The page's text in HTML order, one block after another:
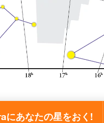
にあなたの星をおく!